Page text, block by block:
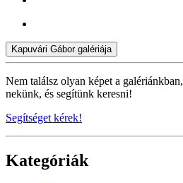
Kapuvári Gábor galériája
Nem találsz olyan képet a
nekünk, és segítünk keresni!
Segítséget kérek!
Kategóriák